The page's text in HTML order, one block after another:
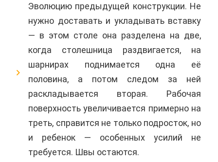
Эволюцию предыдущей конструкции. Не
нужно доставать и укладывать вставку
— в этом столе она разделена на две,
когда столешница раздвигается, на
шарнирах поднимается одна её
половина, а потом следом за ней
раскладывается вторая. Рабочая
поверхность увеличивается примерно на
треть, справится не только подросток, но
и ребенок — особенных усилий не
требуется. Швы остаются.